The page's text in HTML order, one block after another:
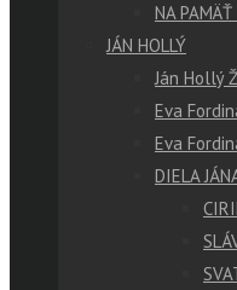
NA
JÁN HOLLÝ
Ján Hollý
Eva
Eva
DIELA